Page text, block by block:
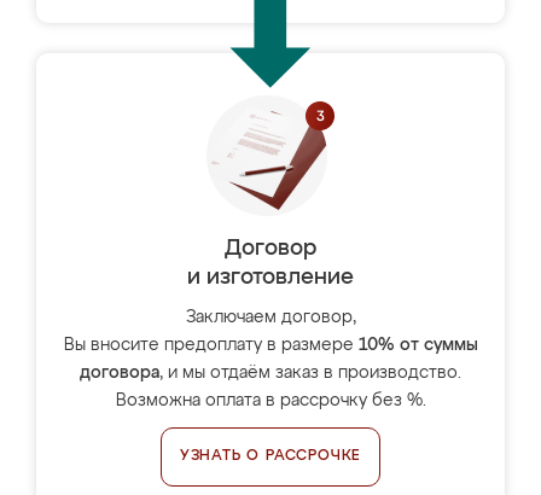
Договор
и изготовление
Заключаем договор,
Вы вносите предоплату в размере 10% от суммы
договора, и мы отдаём заказ в производство.
Возможна оплата в рассрочку без %.
УЗНАТЬ О РАССРОЧКЕ